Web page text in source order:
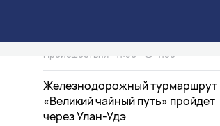
Происшествия 11:50 1189
Железнодорожный турмаршрут
«Великий чайный путь» пройдет
через Улан-Удэ